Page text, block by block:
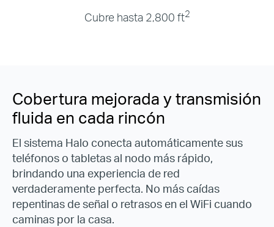
Cubre hasta 2,800 ft2
Cobertura mejorada y transmisión
fluida en cada rincón
El sistema Halo conecta automáticamente sus
teléfonos o tabletas al nodo más rápido,
brindando una experiencia de red
verdaderamente perfecta. No más caídas
repentinas de señal o retrasos en el WiFi cuando
caminas por la casa.